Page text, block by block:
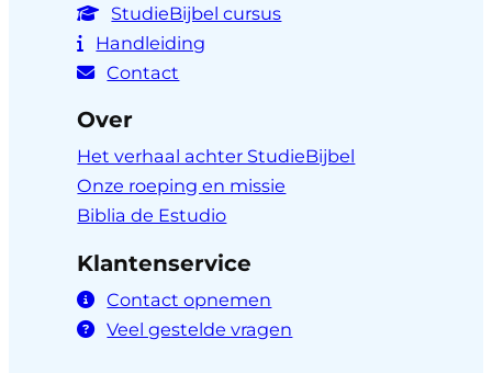
StudieBijbel cursus
Handleiding
Contact
Over
Het verhaal achter StudieBijbel
Onze roeping en missie
Biblia de Estudio
Klantenservice
Contact opnemen
Veel gestelde vragen